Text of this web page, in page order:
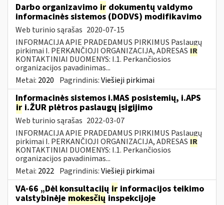
Darbo organizavimo ir dokumentų valdymo
informacinės sistemos (DODVS) modifikavimo
Web turinio sąrašas 2020-07-15
INFORMACIJA APIE PRADEDAMUS PIRKIMUS Paslaugų
pirkimai I. PERKANČIOJI ORGANIZACIJA, ADRESAS IR
KONTAKTINIAI DUOMENYS: I.1. Perkančiosios
organizacijos pavadinimas...
Metai: 2020 Pagrindinis:Viešieji pirkimai
Informacinės sistemos i.MAS posistemių, i.APS
ir i.ŽUR plėtros paslaugų įsigijimo
Web turinio sąrašas 2022-03-07
INFORMACIJA APIE PRADEDAMUS PIRKIMUS Paslaugų
pirkimai I. PERKANČIOJI ORGANIZACIJA, ADRESAS IR
KONTAKTINIAI DUOMENYS: I.1. Perkančiosios
organizacijos pavadinimas...
Metai: 2022 Pagrindinis:Viešieji pirkimai
VA-66 „Dėl konsultacijų ir informacijos teikimo
valstybinėje mokesčių inspekcijoje